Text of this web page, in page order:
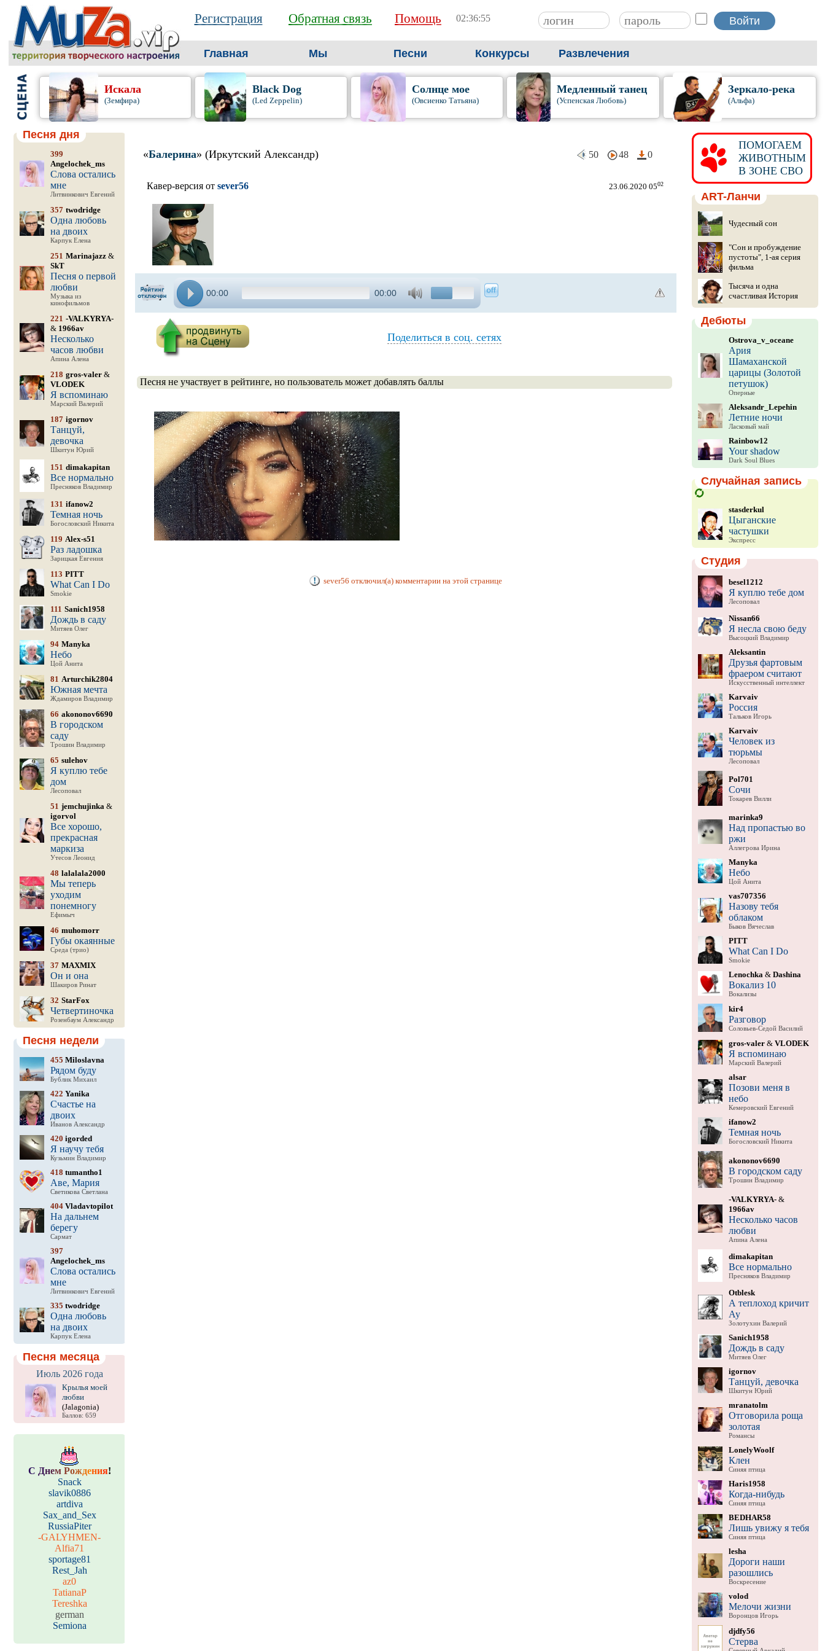
Регистрация Обратная связь Помощь 02:36:56
Главная Мы Песни Конкурсы Развлечения
Искала
(Земфира)
Black Dog
(Led Zeppelin)
Солнце мое
(Овсиенко Татьяна)
Медленный танец
(Успенская Любовь)
Зеркало-река
(Альфа)
Песня дня
399
Angelochek_ms
Слова остались
мне
Литвинкович Евгений
357 twodridge
Одна любовь
на двоих
Карпук Елена
251 Marinajazz&
SkT
Песня о первой
любви
Музыка из
кинофильмов
221 -VALKYRYA-
& 1966av
Несколько
часов любви
Апина Алена
218 gros-valer&
VLODEK
Я вспоминаю
Марский Валерий
187 igornov
Танцуй,
девочка
Шкитун Юрий
151 dimakapitan
Все нормально
Пресняков Владимир
131 ifanow2
Темная ночь
Богословский Никита
119 Alex-s51
Раз ладошка
Зарицкая Евгения
113 PITT
What Can I Do
Smokie
111 Sanich1958
Дождь в саду
Митяев Олег
94 Manyka
Небо
Цой Анита
81 Arturchik2804
Южная мечта
Ждамиров Владимир
66 akononov6690
В городском
саду
Трошин Владимир
65 sulehov
Я куплю тебе
дом
Лесоповал
51 jemchujinka&
igorvol
Все хорошо,
прекрасная
маркиза
Утесов Леонид
48 lalalala2000
Мы теперь
уходим
понемногу
Ефимыч
46 muhomorr
Губы окаянные
Среда (трио)
37 MAXMIX
Он и она
Шакиров Ринат
32 StarFox
Четвертиночка
Розенбаум Александр
Песня недели
455 Miloslavna
Рядом буду
Бублик Михаил
422 Yanika
Счастье на
двоих
Иванов Александр
420 igorded
Я научу тебя
Кузьмин Владимир
418 tumantho1
Аве, Мария
Светикова Светлана
404Vladavtopilot
На дальнем
берегу
Сармат
397
Angelochek_ms
Слова остались
мне
Литвинкович Евгений
335 twodridge
Одна любовь
на двоих
Карпук Елена
Песня месяца
Июль 2026 года
Крылья моей
любви
(Jalagonia)
Баллов: 659
С Днем Рождения!
Snack
slavik0886
artdiva
Sax_and_Sex
RussiaPiter
-GALYHMEN-
Alfia71
sportage81
Rest_Jah
az0
TatianaP
Tereshka
german
Semiona
«Балерина» (Иркутский Александр) 50 48 0
Кавер-версия от sever56 23.06.2020 0502
00:00 00:00
Поделиться в соц. сетях
Песня не участвует в рейтинге, но пользователь может добавлять баллы
sever56 отключил(а) комментарии на этой странице
ПОМОГАЕМ
ЖИВОТНЫМ
В ЗОНЕ СВО
ART-Ланчи
Чудесный сон
"Сон и пробуждение
пустоты", 1-ая серия
фильма
Тысяча и одна
счастливая История
Дебюты
Ostrova_v_oceane
Ария
Шамаханской
царицы (Золотой
петушок)
Оперные
Aleksandr_Lepehin
Летние ночи
Ласковый май
Rainbow12
Your shadow
Dark Soul Blues
Случайная запись
stasderkul
Цыганские
частушки
Экспресс
Студия
besel1212
Я куплю тебе дом
Лесоповал
Nissan66
Я несла свою беду
Высоцкий Владимир
Aleksantin
Друзья фартовым
фраером считают
Искусственный интеллект
Karvaiv
Россия
Тальков Игорь
Karvaiv
Человек из
тюрьмы
Лесоповал
Pol701
Сочи
Токарев Вилли
marinka9
Над пропастью во
ржи
Аллегрова Ирина
Manyka
Небо
Цой Анита
vas707356
Назову тебя
облаком
Быков Вячеслав
PITT
What Can I Do
Smokie
Lenochka & Dashina
Вокализ 10
Вокализы
kir4
Разговор
Соловьев-Седой Василий
gros-valer& VLODEK
Я вспоминаю
Марский Валерий
alsar
Позови меня в
небо
Кемеровский Евгений
ifanow2
Темная ночь
Богословский Никита
akononov6690
В городском саду
Трошин Владимир
-VALKYRYA-&
1966av
Несколько часов
любви
Апина Алена
dimakapitan
Все нормально
Пресняков Владимир
Otblesk
А теплоход кричит
Ау
Золотухин Валерий
Sanich1958
Дождь в саду
Митяев Олег
igornov
Танцуй, девочка
Шкитун Юрий
mranatolm
Отговорила роща
золотая
Романсы
LonelyWoolf
Клен
Синяя птица
Haris1958
Когда-нибудь
Синяя птица
BEDHAR58
Лишь увижу я тебя
Синяя птица
lesha
Дороги наши
разошлись
Воскресение
volod
Мелочи жизни
Воронцов Игорь
djdfy56
Стерва